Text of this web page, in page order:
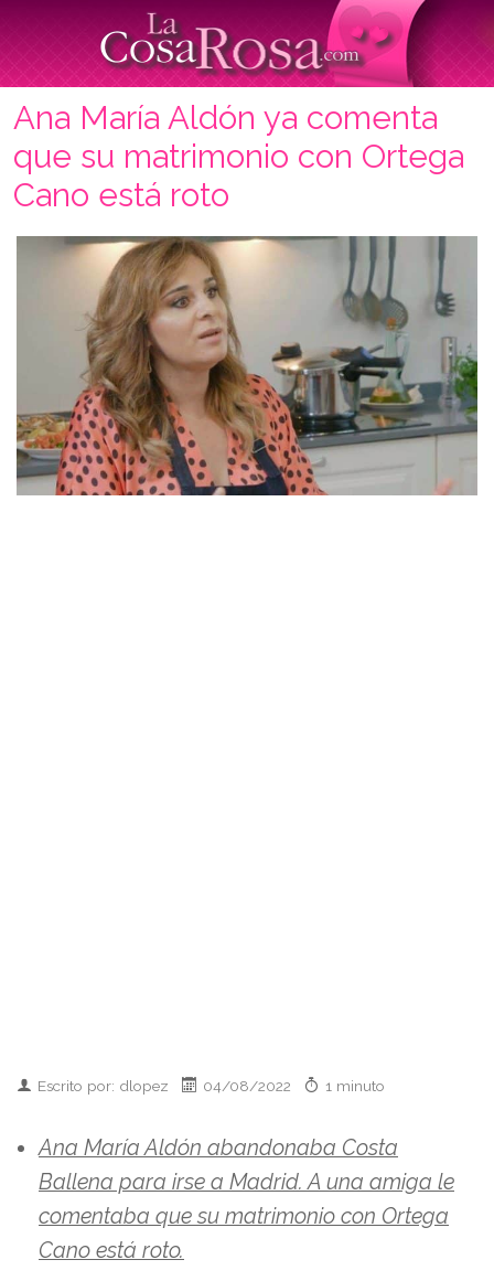
Ana María Aldón ya comenta
que su matrimonio con Ortega
Cano está roto
Escrito por: dlopez 04/08/2022 1 minuto
Ana María Aldón abandonaba Costa
Ballena para irse a Madrid. A una amiga le
comentaba que su matrimonio con Ortega
Cano está roto.